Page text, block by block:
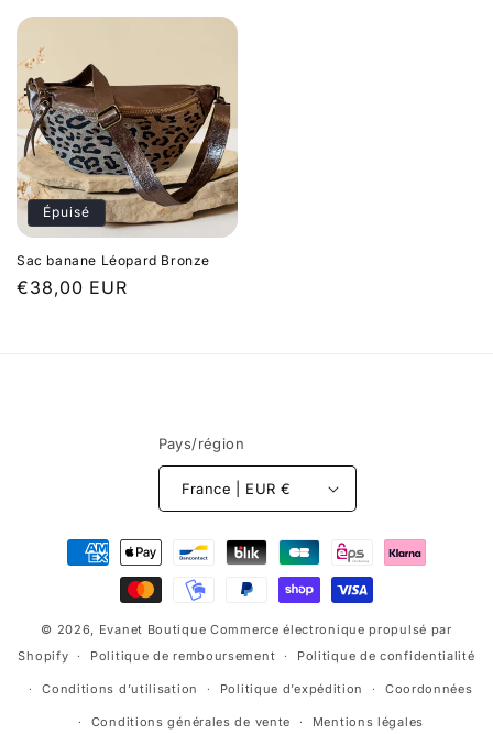
Épuisé
Sac banane Léopard Bronze
Prix
€38,00 EUR
Pays/région
France | EUR €
Moyens
© 2026, Evanet Boutique Commerce électronique propulsé par
Shopify
Politique de remboursement Politique de confidentialité
Conditions d’utilisation Politique d’expédition Coordonnées
Conditions générales de vente Mentions légales